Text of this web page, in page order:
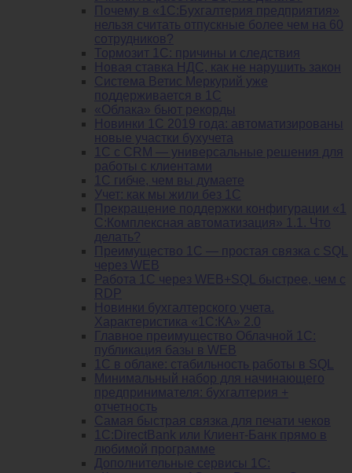
Почему в «1С:Бухгалтерия предприятия»
нельзя считать отпускные более чем на 60
сотрудников?
Тормозит 1C: причины и следствия
Новая ставка НДС, как не нарушить закон
Система Ветис Меркурий уже
поддерживается в 1С
«Облака» бьют рекорды
Новинки 1С 2019 года: автоматизированы
новые участки бухучета
1С с CRM — универсальные решения для
работы с клиентами
1С гибче, чем вы думаете
Учет: как мы жили без 1С
Прекращение поддержки конфигурации «1
С:Комплексная автоматизация» 1.1. Что
делать?
Преимущество 1С — простая связка с SQL
через WEB
Работа 1С через WEB+SQL быстрее, чем с
RDP
Новинки бухгалтерского учета.
Характеристика «1С:КА» 2.0
Главное преимущество Облачной 1С:
публикация базы в WEB
1С в облаке: стабильность работы в SQL
Минимальный набор для начинающего
предпринимателя: бухгалтерия +
отчетность
Самая быстрая связка для печати чеков
1С:DirectBank или Клиент-Банк прямо в
любимой программе
Дополнительные сервисы 1С: